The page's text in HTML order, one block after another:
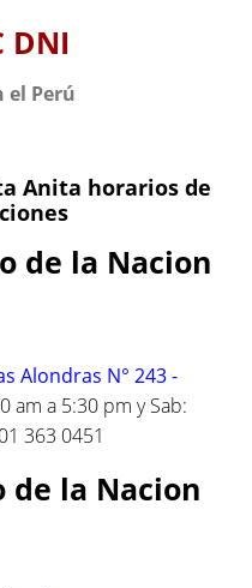
DNI
el Perú
Anita horarios de
de la Nacion
Alondras N° 243 -
am a 5:30 pm y Sab:
363 0451
de la Nacion